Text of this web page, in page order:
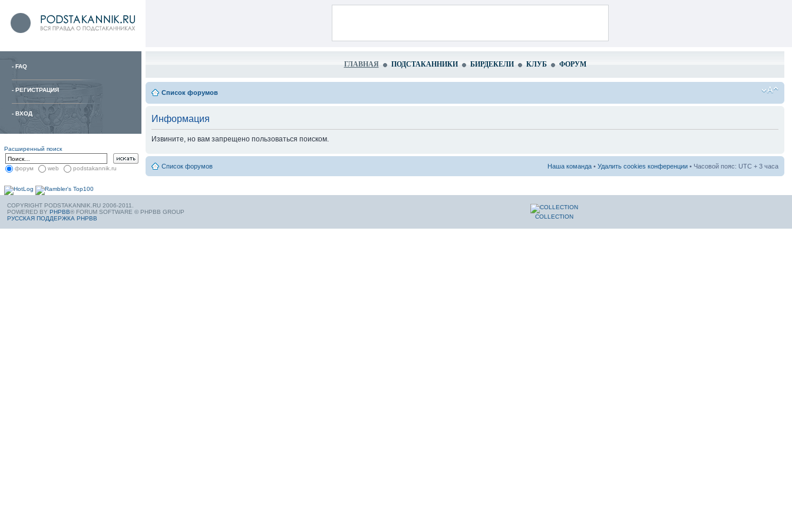
- FAQ
- РЕГИСТРАЦИЯ
- ВХОД
Расширенный поиск
форум web podstakannik.ru
ГЛАВНАЯ ПОДСТАКАННИКИ БИРДЕКЕЛИ КЛУБ ФОРУМ
Список форумов
Информация
Извините, но вам запрещено пользоваться поиском.
Список форумов Наша команда • Удалить cookies конференции • Часовой пояс: UTC + 3 часа
COPYRIGHT PODSTAKANNIK.RU 2006-2011.
POWERED BY PHPBB® FORUM SOFTWARE © PHPBB GROUP
РУССКАЯ ПОДДЕРЖКА PHPBB
COLLECTION